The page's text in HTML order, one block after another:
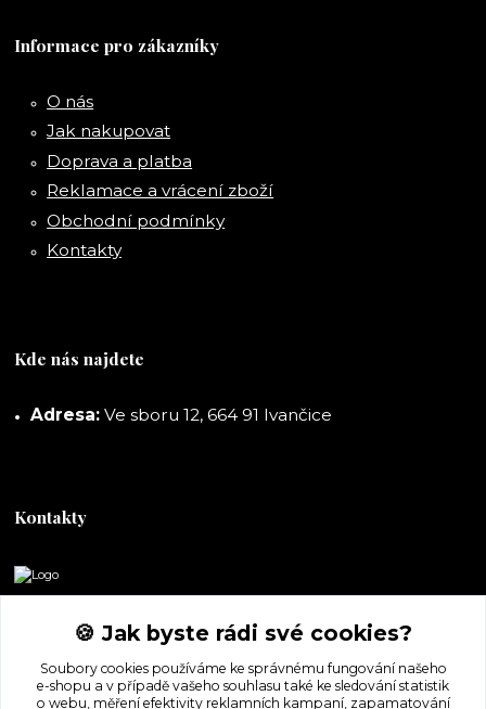
Informace pro zákazníky
O nás
Jak nakupovat
Doprava a platba
Reklamace a vrácení zboží
Obchodní podmínky
Kontakty
Kde nás najdete
Adresa: Ve sboru 12, 664 91 Ivančice
Kontakty
+420 777 247 722
(Po-Pá, 8-16 hod.)
🍪 Jak byste rádi své cookies?
Soubory cookies používáme ke správnému fungování našeho
e-shopu a v případě vašeho souhlasu také ke sledování statistik
o webu, měření efektivity reklamních kampaní, zapamatování